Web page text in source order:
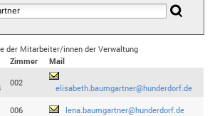
der Mitarbeiter/innen der Verwaltung
Zimmer
Mail
002
elisabeth.baumgartner@hunderdorf.de
006 lena.baumgartner@hunderdorf.de